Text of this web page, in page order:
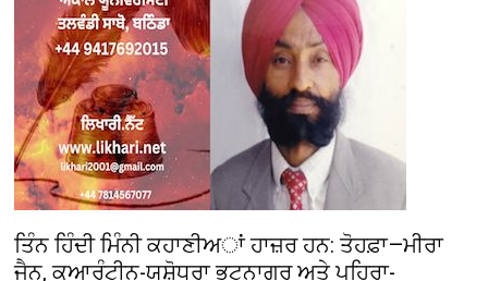
ਤਿੰਨ ਹਿੰਦੀ ਮਿੰਨੀ ਕਹਾਣੀਅਾਂ ਹਾਜ਼ਰ ਹਨ: ਤੋਹਫ਼ਾ—ਮੀਰਾ
ਜੈਨ, ਕੁਆਰੰਟੀਨ-ਯਸ਼ੋਧਰਾ ਭਟਨਾਗਰ ਅਤੇ ਪਹਿਰਾ-